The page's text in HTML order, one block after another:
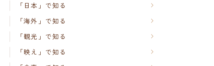
「日本」で知る
「海外」で知る
「観光」で知る
「映え」で知る